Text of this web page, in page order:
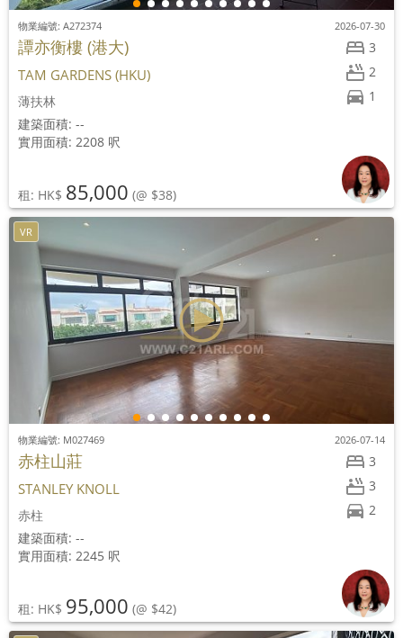
3
2
1
物業編號: A272374 2026-07-30
譚亦衡樓 (港大)
TAM GARDENS (HKU)
薄扶林
建築面積: --
實用面積: 2208 呎
租: HK$ 85,000 (@ $38)
VR
3
3
2
物業編號: M027469 2026-07-14
赤柱山莊
STANLEY KNOLL
赤柱
建築面積: --
實用面積: 2245 呎
租: HK$ 95,000 (@ $42)